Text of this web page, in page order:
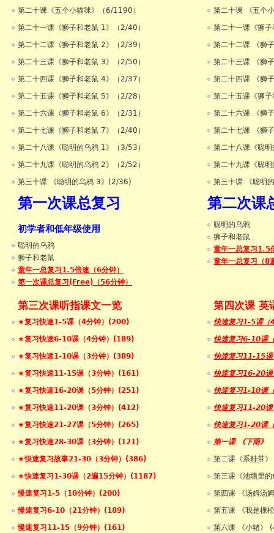
第二十课《五个小猫咪》（6/1190）
第二十一课《狮子和老鼠 1》（2/40）
第二十二课《狮子和老鼠 2》（2/39）
第二十三课《狮子和老鼠 3》（2/50）
第二十四课《狮子和老鼠 4》（2/37）
第二十五课《狮子和老鼠 5》（2/28）
第二十六课《狮子和老鼠 6》（2/31）
第二十七课《狮子和老鼠 7》（2/40）
第二十八课《聪明的乌鸦 1》（3/53）
第二十九课《聪明的乌鸦 2》（2/52）
第三十课 《聪明的乌鸦 3》(2/36)
第一次课总复习
初学者和低年级使用
聪明的乌鸦
狮子和老鼠
童年一总复习1.5倍速（6分钟）
第一次课总复习(Free)（56分钟）
第二十课 《五个
第二十一课《狮
第二十二课 《狮
第二十三课 《狮
第二十四课 《狮
第二十五课《狮
第二十六课 《狮
第二十七课 《狮
第二十八课《聪
第二十九课《聪
第三十课 《聪明
第二次课
聪明的乌鸦
狮子和老鼠
童年一总复习1.5
童年一总复习（8
第三次课听指课文一览
★复习快速1-5课（4分钟）(200)
★复习快速6-10课（4分钟）(189)
★复习快速1-10课（3分钟）(389)
★复习快速11-15课（3分钟）(161)
★复习快速16-20课（5分钟）(251)
★复习快速11-20课（3分钟）(412)
★复习快速21-27课（5分钟）(265)
★复习快速28-30课（3分钟）(121)
★快速复习故事21-30（3分钟）(386)
★快速复习1-30课（2遍15分钟）(1187)
慢速复习1-5（10分钟）(200)
慢速复习6-10（21分钟）(189)
慢速复习11-15（9分钟）(161)
第四次课 英
快速复习1-5课（
快速复习6-10课
快速复习11-15
快速复习16-20
快速复习1-10课
快速复习11-20
快速复习1-20课
第一课 《下雨》
第二课《系鞋带
第三课《池塘里
第四课 《汤姆汤
第五课 《我是棵
第六课 《小猪》